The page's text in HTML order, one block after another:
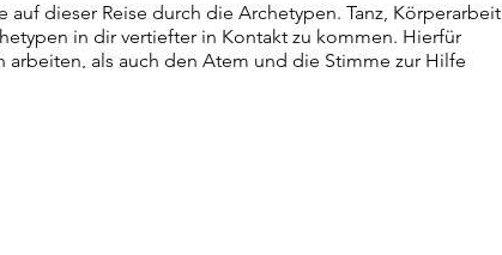
dieser Reise durch die Archetypen. Tanz, Körperarbeit
in dir vertiefter in Kontakt zu kommen. Hierfür
als auch den Atem und die Stimme zur Hilfe